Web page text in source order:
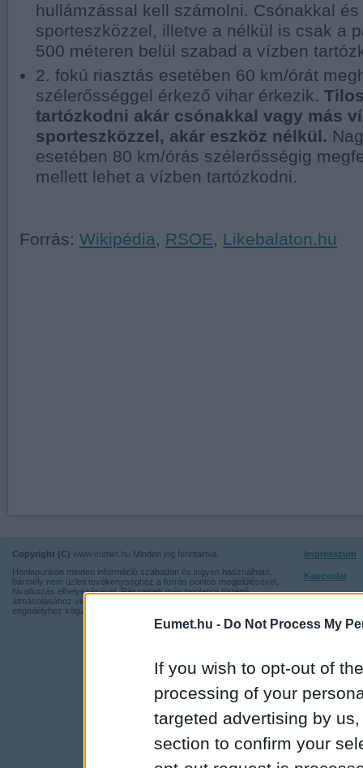
Eumet.hu - Do Not Process My
If you wish to opt-out of
processing of your
targeted advertising by
section to confirm your
hullámzással kell számolni. Csónakkal
sporteszközzel, illetve a nélkül is csak a
500 méteren belül szabad a vízben
2. fokú riasztás esetében 60 km/órát
szélerősséggel érkező vihar érkezik.
tartózkodni akár csónakkal vagy más
sporteszközzel, akár eszköz nélkül.
esetében 80 km/órás szélerősségig
mellett lehet a vízben tartózkodni.
Forrás: Wikipédia, RSOE, Likebalaton.hu
Copyright (C) www.eumet.hu Minden jog fenntartva.
Honlapunkon minden információ szabadon és ingyen használható,
bármely nem üzleti tevékenységhez a forrás pontos megjelölésével,
hivatkozás elhelyezésével. Részeinek más honlapra történő
átmásolásához viszont nem járulunk hozzá, illetve írásos
engedélyhez kötjük.
Impresszum
Kapcsolat
Adatvédelmi